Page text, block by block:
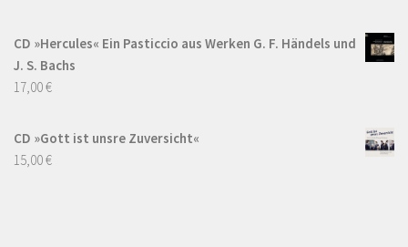
CD »Hercules« Ein Pasticcio aus Werken G. F. Händels und
J. S. Bachs
17,00€
CD »Gott ist unsre Zuversicht«
15,00€